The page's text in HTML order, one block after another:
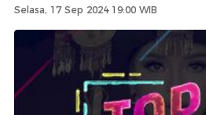
Selasa, 17 Sep 2024 19:00 WIB